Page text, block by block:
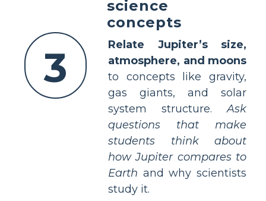
3
science
concepts
Relate Jupiter’s size,
atmosphere, and moons
to concepts like gravity,
gas giants, and solar
system structure.Ask
questions that make
students think about
how Jupiter compares to
Earth and why scientists
study it.